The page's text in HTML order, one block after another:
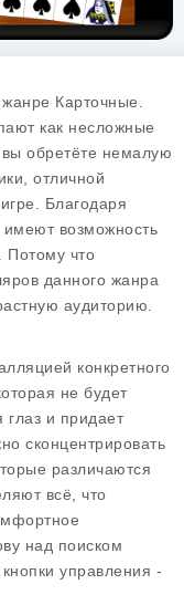
Карточные.
как несложные
обретёте немалую
отличной
Благодаря
возможность
Потому что
данного жанра
аудиторию.
конкретного
не будет
и придает
сконцентрировать
различаются
всё, что
над поиском
управления -